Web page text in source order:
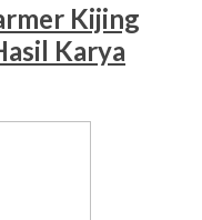
Kijing
Karya